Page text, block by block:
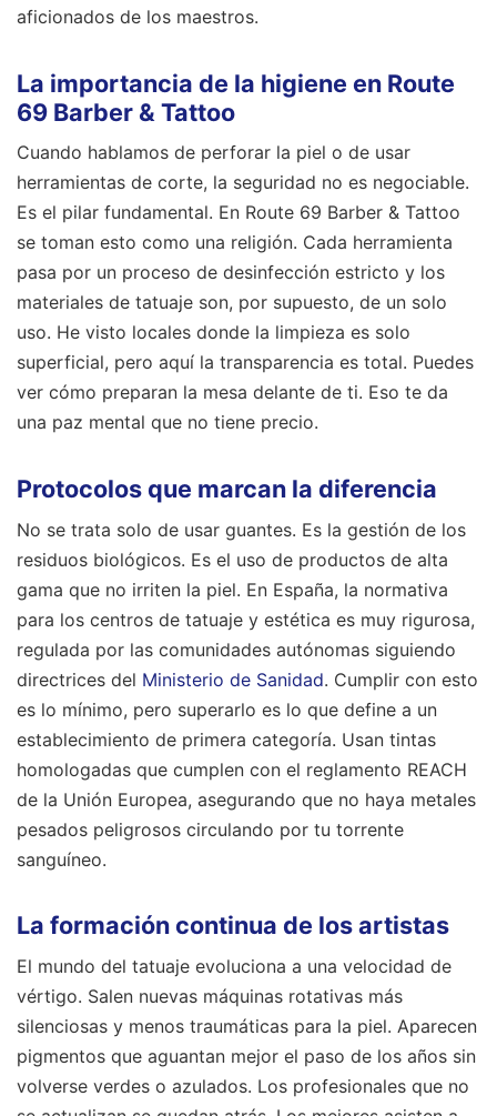
aficionados de los maestros.
La importancia de la higiene en Route
69 Barber & Tattoo
Cuando hablamos de perforar la piel o de usar
herramientas de corte, la seguridad no es negociable.
Es el pilar fundamental. En Route 69 Barber & Tattoo
se toman esto como una religión. Cada herramienta
pasa por un proceso de desinfección estricto y los
materiales de tatuaje son, por supuesto, de un solo
uso. He visto locales donde la limpieza es solo
superficial, pero aquí la transparencia es total. Puedes
ver cómo preparan la mesa delante de ti. Eso te da
una paz mental que no tiene precio.
Protocolos que marcan la diferencia
No se trata solo de usar guantes. Es la gestión de los
residuos biológicos. Es el uso de productos de alta
gama que no irriten la piel. En España, la normativa
para los centros de tatuaje y estética es muy rigurosa,
regulada por las comunidades autónomas siguiendo
directrices del Ministerio de Sanidad. Cumplir con esto
es lo mínimo, pero superarlo es lo que define a un
establecimiento de primera categoría. Usan tintas
homologadas que cumplen con el reglamento REACH
de la Unión Europea, asegurando que no haya metales
pesados peligrosos circulando por tu torrente
sanguíneo.
La formación continua de los artistas
El mundo del tatuaje evoluciona a una velocidad de
vértigo. Salen nuevas máquinas rotativas más
silenciosas y menos traumáticas para la piel. Aparecen
pigmentos que aguantan mejor el paso de los años sin
volverse verdes o azulados. Los profesionales que no